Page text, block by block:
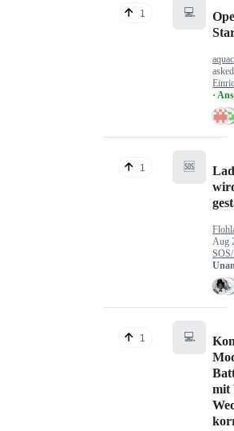
1 💻
·
1 🆘
Aug
1 💻
mit